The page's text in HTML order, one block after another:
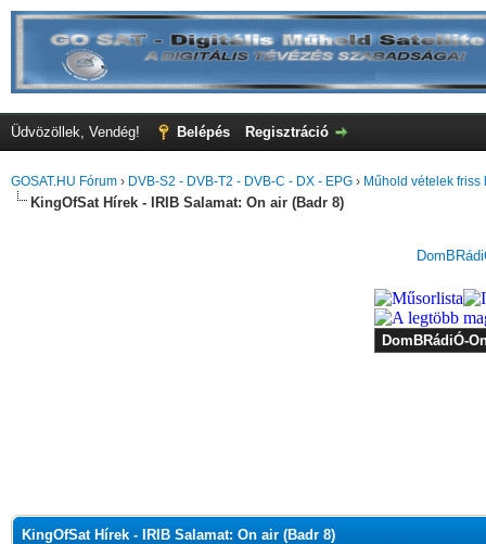
Üdvözöllek, Vendég! Belépés Regisztráció
GOSAT.HU Fórum › DVB-S2 - DVB-T2 - DVB-C - DX - EPG › Műhold vételek friss
KingOfSat Hírek - IRIB Salamat: On air (Badr 8)
KingOfSat Hírek - IRIB Salamat: On air (Badr 8)